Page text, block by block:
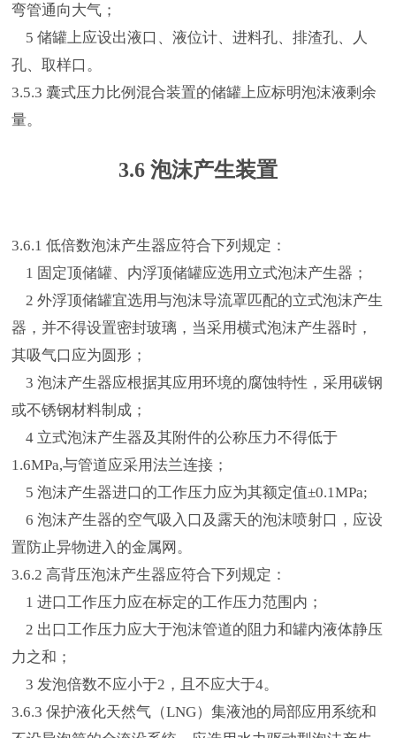
弯管通向大气；
5 储罐上应设出液口、液位计、进料孔、排渣孔、人
孔、取样口。
3.5.3 囊式压力比例混合装置的储罐上应标明泡沫液剩余
量。
3.6 泡沫产生装置
3.6.1 低倍数泡沫产生器应符合下列规定：
1 固定顶储罐、内浮顶储罐应选用立式泡沫产生器；
2 外浮顶储罐宜选用与泡沫导流罩匹配的立式泡沫产生
器，并不得设置密封玻璃，当采用横式泡沫产生器时，
其吸气口应为圆形；
3 泡沫产生器应根据其应用环境的腐蚀特性，采用碳钢
或不锈钢材料制成；
4 立式泡沫产生器及其附件的公称压力不得低于
1.6MPa,与管道应采用法兰连接；
5 泡沫产生器进口的工作压力应为其额定值±0.1MPa;
6 泡沫产生器的空气吸入口及露天的泡沫喷射口，应设
置防止异物进入的金属网。
3.6.2 高背压泡沫产生器应符合下列规定：
1 进口工作压力应在标定的工作压力范围内；
2 出口工作压力应大于泡沫管道的阻力和罐内液体静压
力之和；
3 发泡倍数不应小于2，且不应大于4。
3.6.3 保护液化天然气（LNG）集液池的局部应用系统和